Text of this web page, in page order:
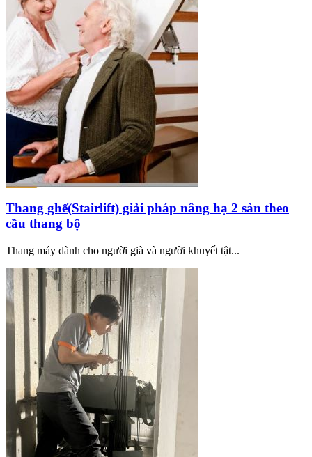
Thang ghế(Stairlift) giải pháp nâng hạ 2 sàn theo
cầu thang bộ
Thang máy dành cho người già và người khuyết tật...